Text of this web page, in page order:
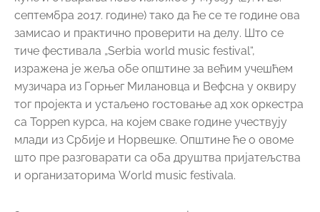
Завршни део програма посете је попримио и
свечарски део учешћем на отварању марине за
чамце коју је удружење власника чамаца општине
Вефсн уз помоћ више спонзора, изградило и
пустило у употребу током боравка наше
делегације. Цела делегација је затим присуствовала
дочеку учесника бициклистичке трке „Artic Race of
Norway“, која је ове године пролазила и кроз Вефсн.
Генерални секретар Норвешког друштва Драган